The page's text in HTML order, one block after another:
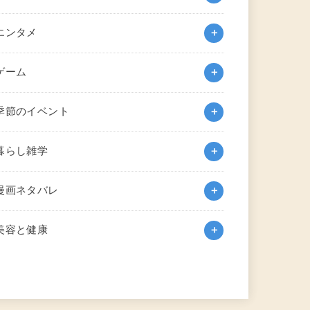
ンタメ
ーム
節のイベント
らし雑学
画ネタバレ
容と健康